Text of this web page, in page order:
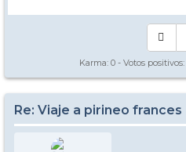
Karma: 0 - Votos positivos:
Re: Viaje a pirineo frances